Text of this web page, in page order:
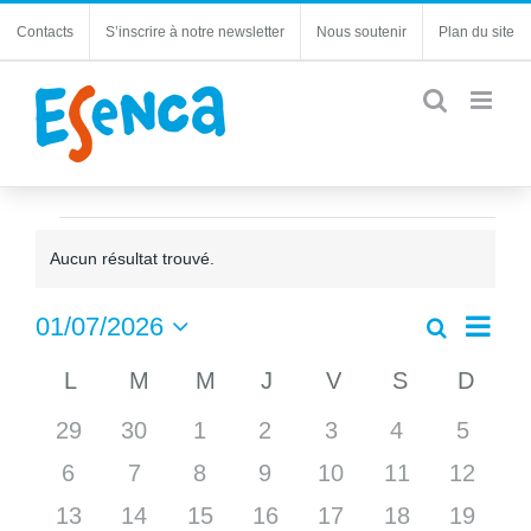
Contacts S’inscrire à notre newsletter Nous soutenir Plan du site
Aucun résultat trouvé.
vues
Recherche
Mois
01/07/2026
une
Calendrier
Évènements
LLUNDI
M MARDI
M MERCREDI
J JEUDI
V VENDREDI
SSAMEDI
D
0
évènements
29
0
évènements
30
0
évènements
1
0
évènements
2
0
évènements
3
0
évènements
4
0
5
0
évènements
6
0
évènements
7
0
évènements
8
0
évènements
9
0
évènements
10
0
évènements
11
0
12
0
13
0
14
0
15
0
16
0
17
0
18
0
19